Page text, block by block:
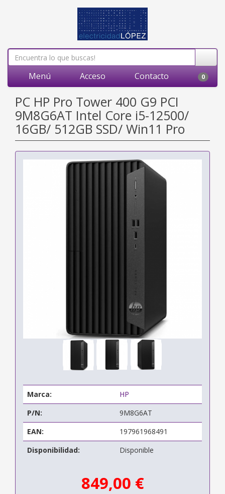
Menú Acceso Contacto 0
PC HP Pro Tower 400 G9 PCI
9M8G6AT Intel Core i5-12500/
16GB/ 512GB SSD/ Win11 Pro
Marca:
HP
P/N:
9M8G6AT
EAN:
197961968491
Disponibilidad:
Disponible
849,00 €